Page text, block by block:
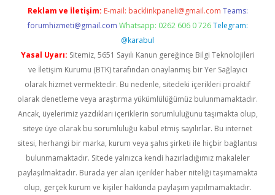
Reklam ve İletişim: E-mail: backlinkpaneli@gmail.com Teams:
forumhizmeti@gmail.com Whatsapp: 0262 606 0 726 Telegram:
@karabul
Yasal Uyarı: Sitemiz, 5651 Sayılı Kanun gereğince Bilgi Teknolojileri
ve İletişim Kurumu (BTK) tarafından onaylanmış bir Yer Sağlayıcı
olarak hizmet vermektedir. Bu nedenle, sitedeki içerikleri proaktif
olarak denetleme veya araştırma yükümlülüğümüz bulunmamaktadır.
Ancak, üyelerimiz yazdıkları içeriklerin sorumluluğunu taşımakta olup,
siteye üye olarak bu sorumluluğu kabul etmiş sayılırlar. Bu internet
sitesi, herhangi bir marka, kurum veya şahıs şirketi ile hiçbir bağlantısı
bulunmamaktadır. Sitede yalnızca kendi hazırladığımız makaleler
paylaşılmaktadır. Burada yer alan içerikler haber niteliği taşımamakta
olup, gerçek kurum ve kişiler hakkında paylaşım yapılmamaktadır.